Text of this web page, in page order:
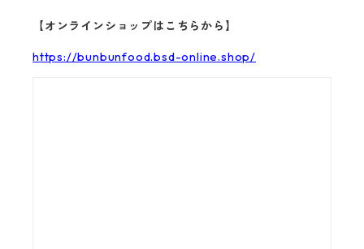
【オンラインショップはこちらから】
https://bunbunfood.bsd-online.shop/